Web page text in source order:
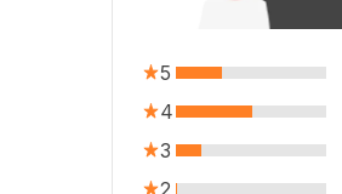
5
4
3
2